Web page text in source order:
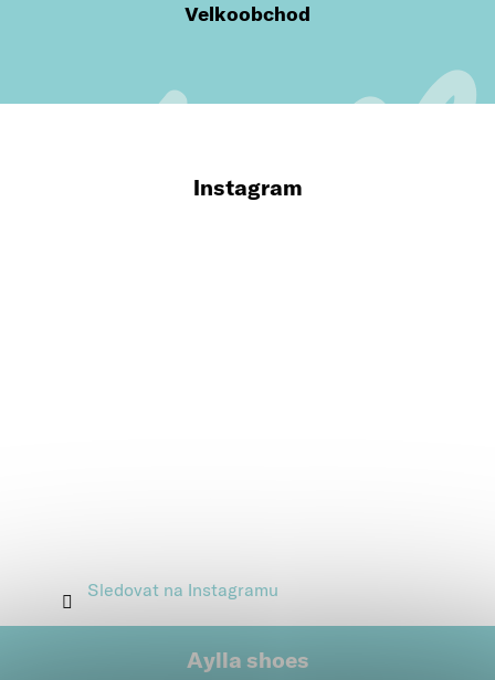
Velkoobchod
Instagram
Sledovat na Instagramu
Aylla shoes